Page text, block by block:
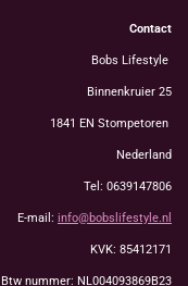
Contact
Bobs Lifestyle
Binnenkruier 25
1841 EN Stompetoren
Nederland
Tel: 0639147806
E-mail: info@bobslifestyle.nl
KVK: 85412171
Btw nummer: NL004093869B23